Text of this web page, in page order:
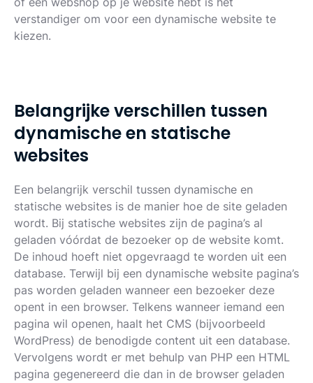
verstandiger om voor een dynamische website te
kiezen.
Belangrijkeverschillen tussen
dynamischeen statische
websites
Een belangrijk verschil tussen dynamische en
statische websites is de manier hoe de site geladen
wordt. Bij statische websites zijn de pagina’s al
geladen vóórdat de bezoeker op de website komt.
De inhoud hoeft niet opgevraagd te worden uit een
database. Terwijl bij een dynamische website pagina’s
pas worden geladen wanneer een bezoeker deze
opent in een browser. Telkens wanneer iemand een
pagina wil openen, haalt het CMS (bijvoorbeeld
WordPress) de benodigde content uit een database.
Vervolgens wordt er met behulp van PHP een HTML
pagina gegenereerd die dan in de browser geladen